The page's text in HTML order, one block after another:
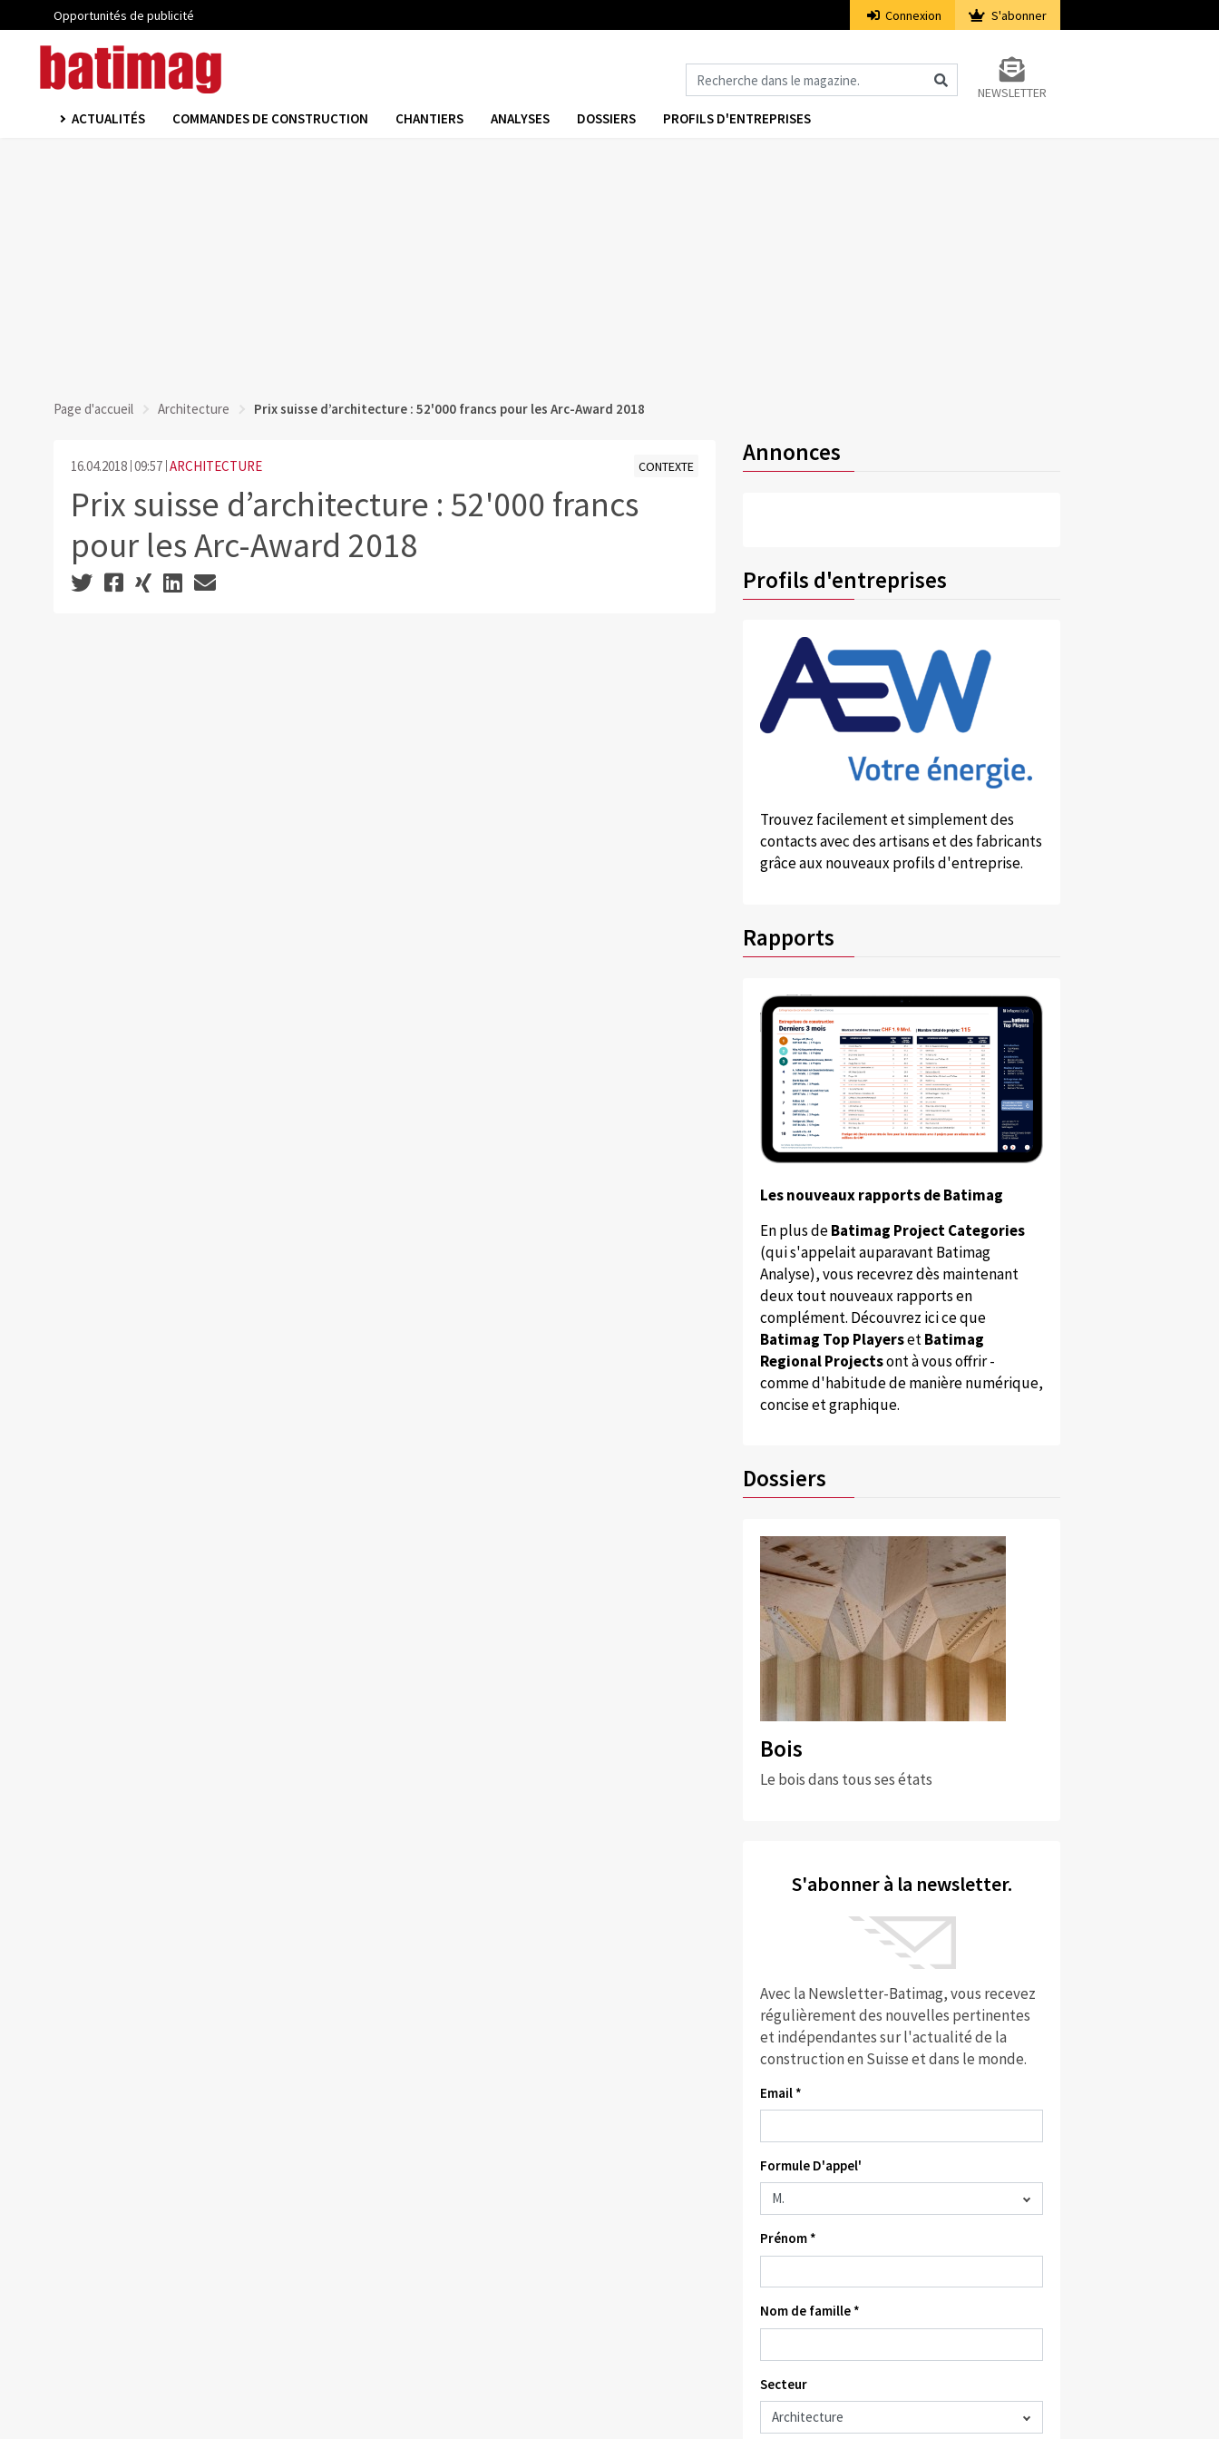
Opportunités de publicité Connexion S'abonner
NEWSLETTER
ACTUALITÉS COMMANDES DE CONSTRUCTION CHANTIERS ANALYSES DOSSIERS PROFILS D'ENTREPRISES
Page d'accueil Architecture Prix suisse d’architecture : 52'000 francs pour les Arc-Award 2018
16.04.2018 09:57 ARCHITECTURE CONTEXTE
Prix suisse d’architecture : 52'000 francs
pour les Arc-Award 2018
Annonces
Profils d'entreprises
Trouvez facilement et simplement des
contacts avec des artisans et des fabricants
grâce aux nouveaux profils d'entreprise.
Rapports
Les nouveaux rapports de Batimag
En plus deBatimag Project Categories
(qui s'appelait auparavant Batimag
Analyse), vous recevrez dès maintenant
deux tout nouveaux rapports en
complément. Découvrez ici ce que
Batimag Top PlayersetBatimag
Regional Projectsont à vous offrir -
comme d'habitude de manière numérique,
concise et graphique.
Dossiers
Bois
Le bois dans tous ses états
S'abonner à la newsletter.
Avec la Newsletter-Batimag, vous recevez
régulièrement des nouvelles pertinentes
et indépendantes sur l'actualité de la
construction en Suisse et dans le monde.
Email *
Formule D'appel'
Prénom *
Nom de famille *
Secteur